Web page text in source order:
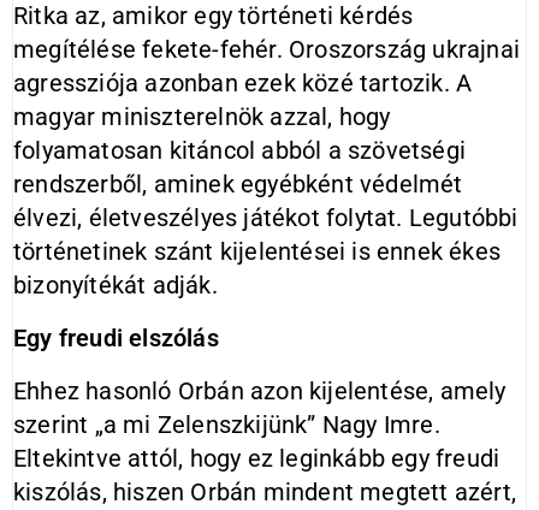
Ritka az, amikor egy történeti kérdés
megítélése fekete-fehér. Oroszország ukrajnai
agressziója azonban ezek közé tartozik. A
magyar miniszterelnök azzal, hogy
folyamatosan kitáncol abból a szövetségi
rendszerből, aminek egyébként védelmét
élvezi, életveszélyes játékot folytat. Legutóbbi
történetinek szánt kijelentései is ennek ékes
bizonyítékát adják.
Egy freudi elszólás
Ehhez hasonló Orbán azon kijelentése, amely
szerint „a mi Zelenszkijünk” Nagy Imre.
Eltekintve attól, hogy ez leginkább egy freudi
kiszólás, hiszen Orbán mindent megtett azért,